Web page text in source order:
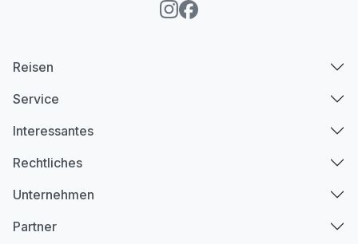
Reisen
Service
Interessantes
Rechtliches
Unternehmen
Partner